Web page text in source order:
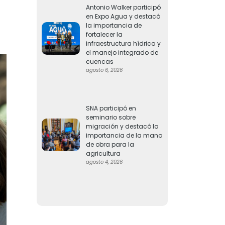
Antonio Walker participó
en Expo Agua y destacó
la importancia de
fortalecer la
infraestructura hídrica y
el manejo integrado de
cuencas
agosto 6, 2026
SNA participó en
seminario sobre
migración y destacó la
importancia de la mano
de obra para la
agricultura
agosto 4, 2026